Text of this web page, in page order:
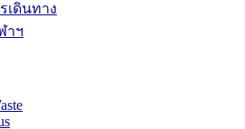
เดินทาง
าฯ